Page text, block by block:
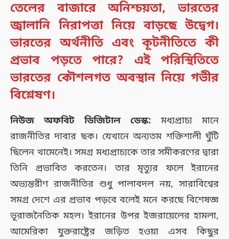
তেলের বাজারে অনিশ্চয়তা, ভারতের
জ্বালানি নিরাপত্তা নিয়ে বাড়ছে উদ্বেগ।
ভারতের অর্থনীতি এবং কূটনীতিতে কী
প্রভাব পড়তে পারে? এই পরিস্থিতিতে
ভারতের কৌশলগত অবস্থান নিয়ে গভীর
বিশ্লেষণ।
নিউজ অফবিট ডিজিটাল ডেস্ক: মধ্যপ্রাচ্য মানে
রাজনীতির দাবার ছক। যেখানে অন্যতম শক্তিশালী ঘুঁটি
ছিলেন খামেনেই। সমগ্র মধ্যপ্রাচ্যকে তার সমীকরণের দ্বারা
তিনি প্রভাবিত করতেন। তার মৃত্যুর ফলে ইরানের
অভ্যন্তরীণ রাজনীতির শুধু পালাবদল নয়, সারাবিশ্বের
সমগ্র দেশে এর প্রভাব পড়বে বলেই মনে করছে বিশেষজ্ঞ
ভূরাজনৈতিক মহল। ইরানের উপর ইজরায়েলের হামলা,
আমেরিকা যুক্তরাষ্ট্রের জড়িত হওয়া এসব কিছুর